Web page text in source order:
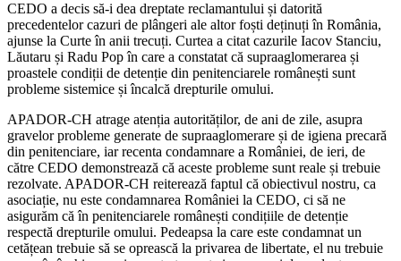
CEDO a decis să-i dea dreptate reclamantului și datorită
precedentelor cazuri de plângeri ale altor foști deținuți în România,
ajunse la Curte în anii trecuți. Curtea a citat cazurile Iacov Stanciu,
Lăutaru și Radu Pop în care a constatat că supraaglomerarea și
proastele condiții de detenție din penitenciarele românești sunt
probleme sistemice și încalcă drepturile omului.
APADOR-CH atrage atenția autorităților, de ani de zile, asupra
gravelor probleme generate de supraaglomerare și de igiena precară
din penitenciare, iar recenta condamnare a României, de ieri, de
către CEDO demonstrează că aceste probleme sunt reale și trebuie
rezolvate. APADOR-CH reiterează faptul că obiectivul nostru, ca
asociație, nu este condamnarea României la CEDO, ci să ne
asigurăm că în penitenciarele românești condițiile de detenție
respectă drepturile omului. Pedeapsa la care este condamnat un
cetățean trebuie să se oprească la privarea de libertate, el nu trebuie